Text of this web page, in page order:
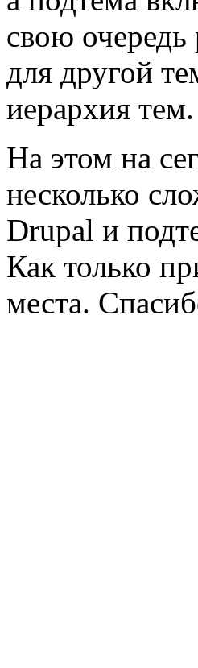
свою
для другой
иерархия тем.
На этом на
несколько
Drupal и
Как только
места.